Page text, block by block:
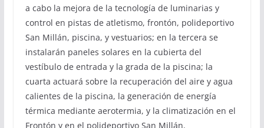
a cabo la mejora de la tecnología de luminarias y
control en pistas de atletismo, frontón, polideportivo
San Millán, piscina, y vestuarios; en la tercera se
instalarán paneles solares en la cubierta del
vestíbulo de entrada y la grada de la piscina; la
cuarta actuará sobre la recuperación del aire y agua
calientes de la piscina, la generación de energía
térmica mediante aerotermia, y la climatización en el
Frontón y en el polideportivo San Millán.